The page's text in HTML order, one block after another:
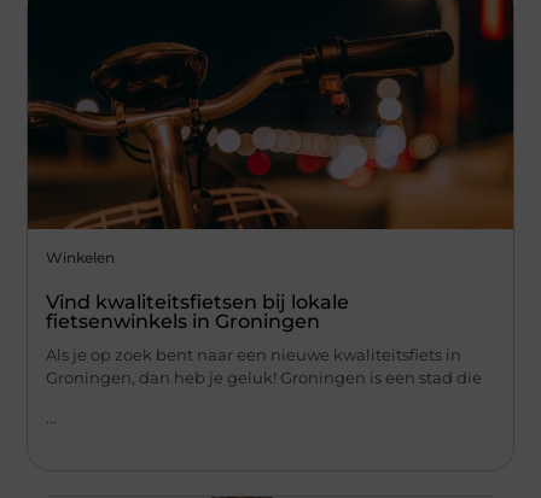
Winkelen
Vind kwaliteitsfietsen bij lokale
fietsenwinkels in Groningen
Als je op zoek bent naar een nieuwe kwaliteitsfiets in
Groningen, dan heb je geluk! Groningen is een stad die
...